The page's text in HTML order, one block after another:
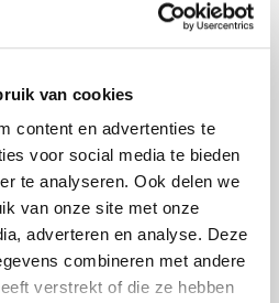
van cookies
content en advertenties te
voor social media te bieden
te analyseren. Ook delen we
van onze site met onze
adverteren en analyse. Deze
combineren met andere
verstrekt of die ze hebben
te vinden over de
Hoeveel mensen uit de
en mediaan
de ambitie om in de
toe te voegen. Ze
informatie geven over de
pensioenen. We mogen ook
actuele onderwerpen.